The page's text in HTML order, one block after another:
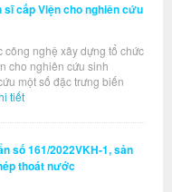
sĩ cấp Viện cho nghiên cứu
công nghệ xây dựng tổ chức
cho nghiên cứu sinh
một số đặc trưng biến
tiết
số 161/2022VKH-1, sản
thoát nước